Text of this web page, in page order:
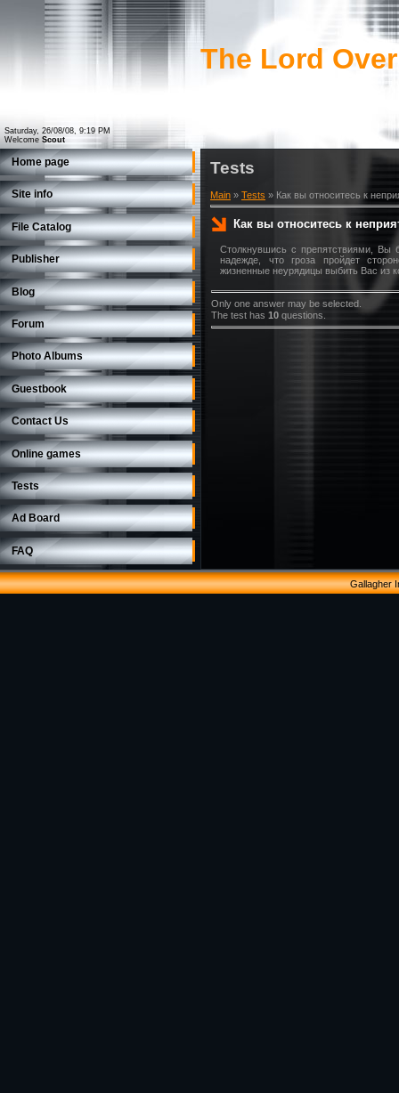
Saturday, 26/08/08, 9:19 PM
Welcome Scout
The Lord
Home page
Site info
File Catalog
Publisher
Blog
Forum
Photo Albums
Guestbook
Contact Us
Online games
Tests
Ad Board
FAQ
Tests
Main » Tests » Как вы относитесь к
Как вы относитесь к
Столкнувшись с препятствиями, Вы
надежде, что гроза пройдет
жизненные неурядицы выбить Вас из
Only one answer may be selected.
The test has 10 questions.
Gallagher